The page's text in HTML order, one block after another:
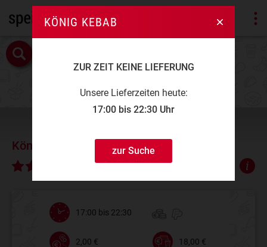
König Kebab
∅ 4,38
17:00 bis 22:30
2,00 € 18,00 €
KÖNIG KEBAB
ZUR ZEIT KEINE LIEFERUNG
Unsere Lieferzeiten heute:
17:00 bis 22:30 Uhr
zur Suche